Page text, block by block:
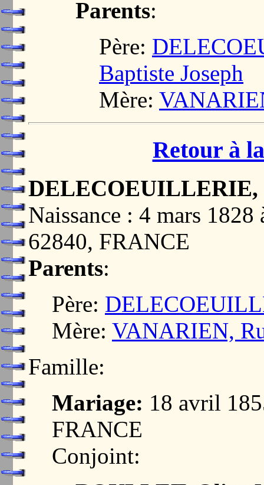
Parents:
Père:
Baptiste Joseph
Mère:
Retour à
DELECOEUILLERIE,
Naissance : 4 mars
62840, FRANCE
Parents:
Père:
Mère: VANARIEN,
Famille:
Mariage: 18 avril
FRANCE
Conjoint: